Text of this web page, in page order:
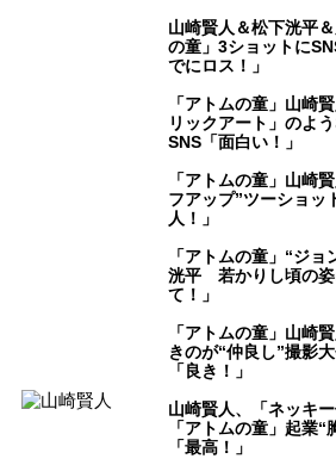
山崎賢人＆松下洸平
の童」3ショットに
でにロス！」
「アトムの童」山崎
リックアート」のよ
SNS「面白い！」
「アトムの童」山崎
フアップ”ツーショ
人！」
「アトムの童」“ジ
洸平 若かりし頃の姿
て！」
「アトムの童」山崎
きのが“仲良し”撮影
「良き！」
山崎賢人、「ネッキ
「アトムの童」起業
「最高！」